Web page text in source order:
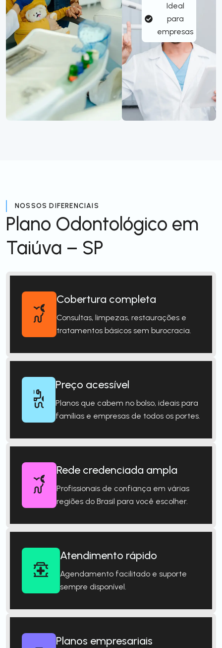
Ideal
para
empresas
NOSSOS DIFERENCIAIS
Plano Odontológico em
Taiúva – SP
Cobertura completa
Consultas, limpezas, restaurações e
tratamentos básicos sem burocracia.
Preço acessível
Planos que cabem no bolso, ideais para
famílias e empresas de todos os portes.
Rede credenciada ampla
Profissionais de confiança em várias
regiões do Brasil para você escolher.
Atendimento rápido
Agendamento facilitado e suporte
sempre disponível.
Planos empresariais